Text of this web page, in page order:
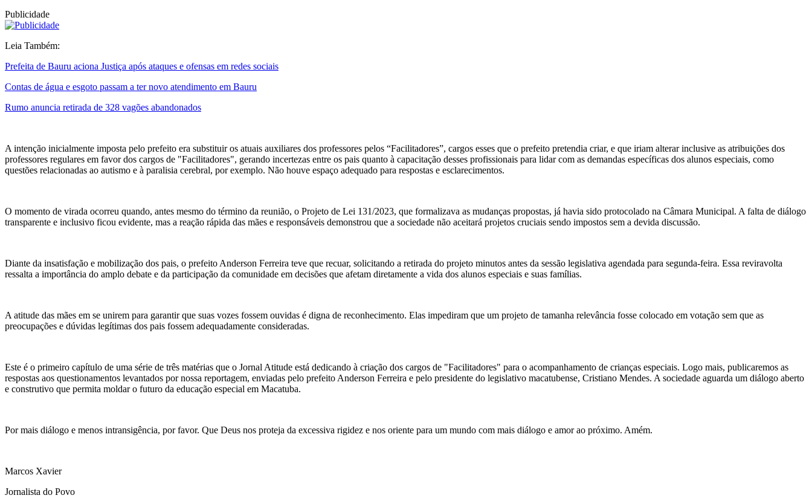
Publicidade
Leia Também:
Prefeita de Bauru aciona Justiça após ataques e ofensas em redes sociais
Contas de água e esgoto passam a ter novo atendimento em Bauru
Rumo anuncia retirada de 328 vagões abandonados
A intenção inicialmente imposta pelo prefeito era substituir os atuais auxiliares dos professores pelos “Facilitadores”, cargos esses que o prefeito pretendia criar, e que iriam alterar inclusive as atribuições dos
professores regulares em favor dos cargos de "Facilitadores", gerando incertezas entre os pais quanto à capacitação desses profissionais para lidar com as demandas específicas dos alunos especiais, como
questões relacionadas ao autismo e à paralisia cerebral, por exemplo. Não houve espaço adequado para respostas e esclarecimentos.
O momento de virada ocorreu quando, antes mesmo do término da reunião, o Projeto de Lei 131/2023, que formalizava as mudanças propostas, já havia sido protocolado na Câmara Municipal. A falta de diálogo
transparente e inclusivo ficou evidente, mas a reação rápida das mães e responsáveis demonstrou que a sociedade não aceitará projetos cruciais sendo impostos sem a devida discussão.
Diante da insatisfação e mobilização dos pais, o prefeito Anderson Ferreira teve que recuar, solicitando a retirada do projeto minutos antes da sessão legislativa agendada para segunda-feira. Essa reviravolta
ressalta a importância do amplo debate e da participação da comunidade em decisões que afetam diretamente a vida dos alunos especiais e suas famílias.
A atitude das mães em se unirem para garantir que suas vozes fossem ouvidas é digna de reconhecimento. Elas impediram que um projeto de tamanha relevância fosse colocado em votação sem que as
preocupações e dúvidas legítimas dos pais fossem adequadamente consideradas.
Este é o primeiro capítulo de uma série de três matérias que o Jornal Atitude está dedicando à criação dos cargos de "Facilitadores" para o acompanhamento de crianças especiais. Logo mais, publicaremos as
respostas aos questionamentos levantados por nossa reportagem, enviadas pelo prefeito Anderson Ferreira e pelo presidente do legislativo macatubense, Cristiano Mendes. A sociedade aguarda um diálogo aberto
e construtivo que permita moldar o futuro da educação especial em Macatuba.
Por mais diálogo e menos intransigência, por favor. Que Deus nos proteja da excessiva rigidez e nos oriente para um mundo com mais diálogo e amor ao próximo. Amém.
Marcos Xavier
Jornalista do Povo